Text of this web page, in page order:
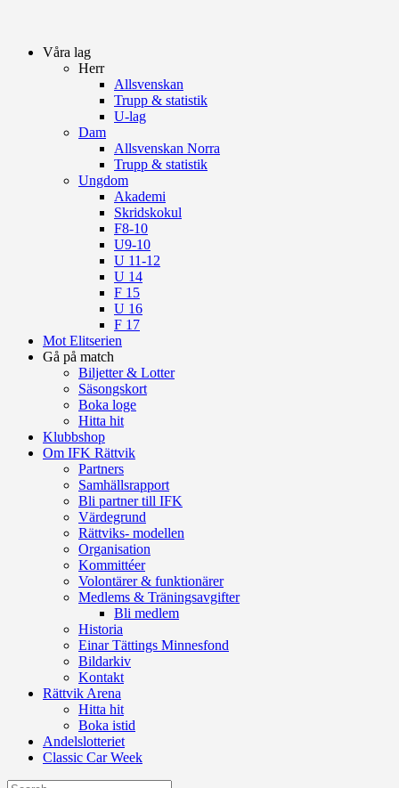
Våra lag
Herr
Allsvenskan
Trupp & statistik
U-lag
Dam
Allsvenskan Norra
Trupp & statistik
Ungdom
Akademi
Skridskokul
F8-10
U9-10
U 11-12
U 14
F 15
U 16
F 17
Mot Elitserien
Gå på match
Biljetter & Lotter
Säsongskort
Boka loge
Hitta hit
Klubbshop
Om IFK Rättvik
Partners
Samhällsrapport
Bli partner till IFK
Värdegrund
Rättviks- modellen
Organisation
Kommittéer
Volontärer & funktionärer
Medlems & Träningsavgifter
Bli medlem
Historia
Einar Tättings Minnesfond
Bildarkiv
Kontakt
Rättvik Arena
Hitta hit
Boka istid
Andelslotteriet
Classic Car Week